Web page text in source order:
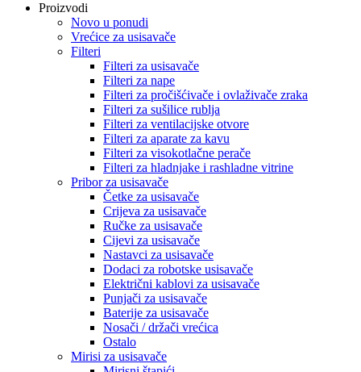
Proizvodi
Novo u ponudi
Vrećice za usisavače
Filteri
Filteri za usisavače
Filteri za nape
Filteri za pročišćivače i ovlaživače zraka
Filteri za sušilice rublja
Filteri za ventilacijske otvore
Filteri za aparate za kavu
Filteri za visokotlačne perače
Filteri za hladnjake i rashladne vitrine
Pribor za usisavače
Četke za usisavače
Crijeva za usisavače
Ručke za usisavače
Cijevi za usisavače
Nastavci za usisavače
Dodaci za robotske usisavače
Električni kablovi za usisavače
Punjači za usisavače
Baterije za usisavače
Nosači / držači vrećica
Ostalo
Mirisi za usisavače